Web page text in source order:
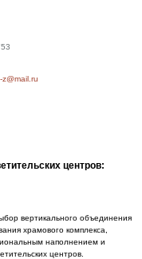
z@mail.ru
центров:
вертикального объединения
храмового комплекса,
наполнением и
центров.